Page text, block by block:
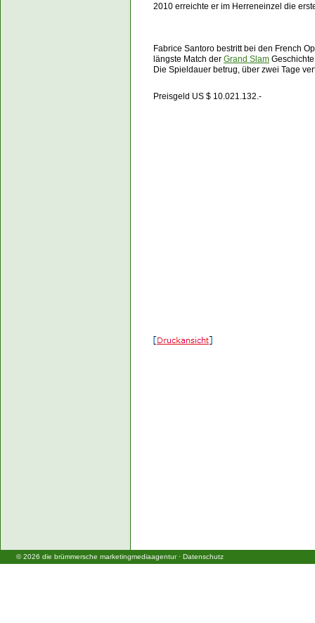
2010 erreichte er im Herreneinzel die
Fabrice Santoro bestritt bei den French
längste Match der Grand Slam
Die Spieldauer betrug, über zwei Tage
Preisgeld US $
© 2026 die brümmersche marketingmediaagentur· Datenschutz